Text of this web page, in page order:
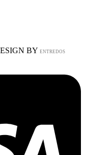
BY ENTREDOS